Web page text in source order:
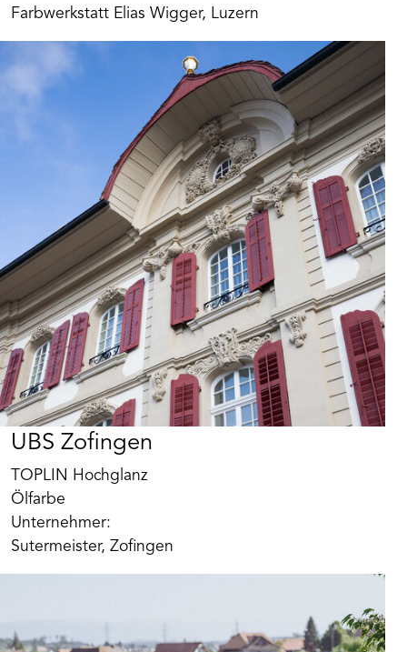
Farbwerkstatt Elias Wigger, Luzern
UBS Zofingen
TOPLIN Hochglanz
Ölfarbe
Unternehmer:
Sutermeister, Zofingen